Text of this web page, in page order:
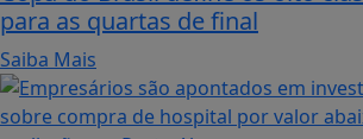
para as quartas de final
Saiba Mais